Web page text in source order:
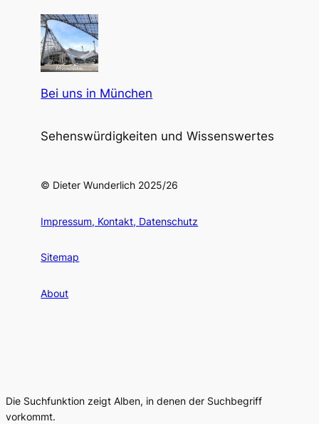
Bei uns in München
Sehenswürdigkeiten und Wissenswertes
© Dieter Wunderlich 2025/26
Impressum, Kontakt, Datenschutz
Sitemap
About
Die Suchfunktion zeigt Alben, in denen der Suchbegriff
vorkommt.